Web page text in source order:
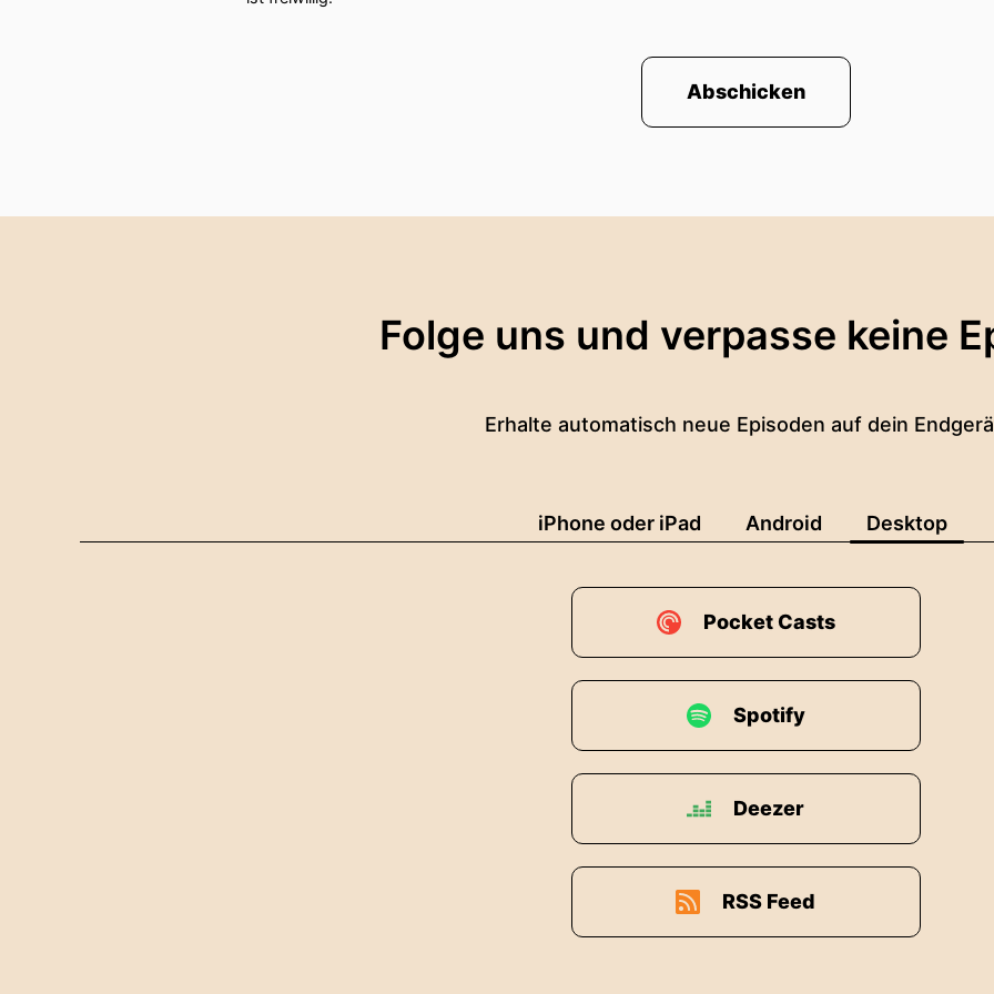
Abschicken
Folge uns und verpasse keine
Erhalte automatisch neue Episoden auf dein
iPhone oder iPad Android Desktop
Pocket Casts
Spotify
Deezer
RSS Feed